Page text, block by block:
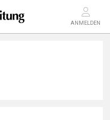
ANMELDEN